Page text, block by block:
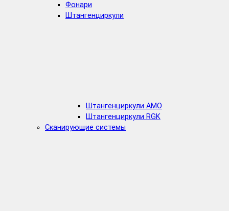
Фонари
Штангенциркули
Штангенциркули AMO
Штангенциркули RGK
Сканирующие системы